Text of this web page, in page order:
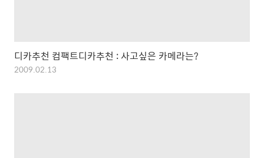
디카추천 컴팩트디카추천 : 사고싶은 카메라는?
2009.02.13